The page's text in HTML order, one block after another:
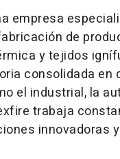
empresa
de
y tejidos
consolidada en
el industrial, la
trabaja
innovadoras